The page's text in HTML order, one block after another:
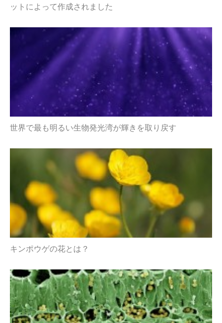
ットによって作成されました
世界で最も明るい生物発光湾が輝きを取り戻す
キンポウゲの花とは？